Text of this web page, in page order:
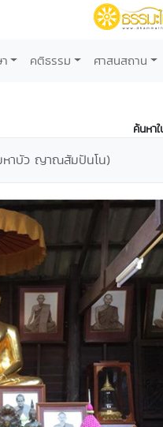
คติธรรม ศาสนสถาน
ค้นหา
หาบัว ญาณสัมปันโน)